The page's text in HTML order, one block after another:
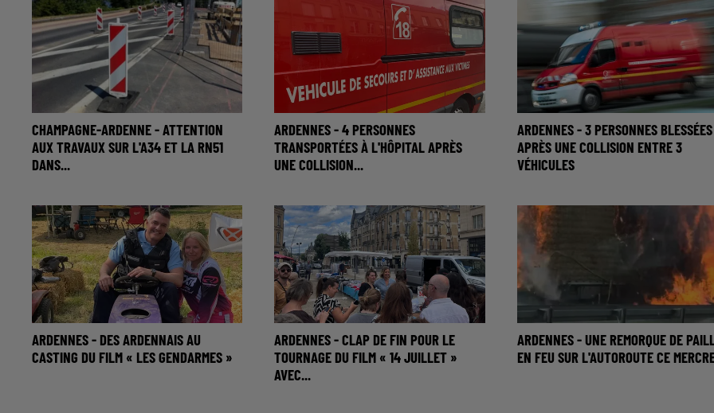
CHAMPAGNE-ARDENNE - ATTENTION
AUX TRAVAUX SUR L'A34 ET LA RN51
DANS...
ARDENNES - 4 PERSONNES
TRANSPORTÉES À L'HÔPITAL APRÈS
UNE COLLISION...
ARDENNES - 3 PERSONNES BLESSÉES
APRÈS UNE COLLISION ENTRE 3
VÉHICULES
ARDENNES - DES ARDENNAIS AU
CASTING DU FILM « LES GENDARMES »
ARDENNES - CLAP DE FIN POUR LE
TOURNAGE DU FILM « 14 JUILLET »
AVEC...
ARDENNES - UNE REMORQUE DE
EN FEU SUR L'AUTOROUTE CE